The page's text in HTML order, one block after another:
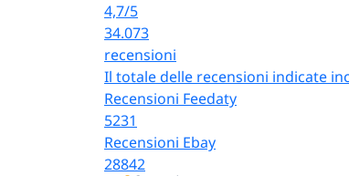
4,7/5
34.073
recensioni
Il totale delle recensioni indicate
Recensioni Feedaty
5231
Recensioni Ebay
28842